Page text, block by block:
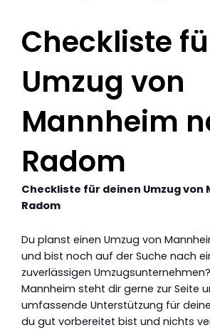
Checkliste
Umzug von
Mannheim
Radom
Checkliste für deinen Umzug von
Radom
Du planst einen Umzug von
und bist noch auf der Suche nach
zuverlässigen
Mannheim steht dir gerne zur Seite
umfassende Unterstützung für
du gut vorbereitet bist und nichts